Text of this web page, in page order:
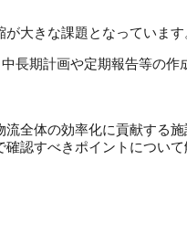
大きな課題となっています
長期計画や定期報告等の作
全体の効率化に貢献する
認すべきポイントについて